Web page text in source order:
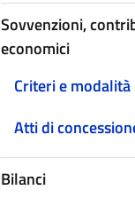
Sovvenzioni,
economici
Criteri e modalità
Atti di
Bilanci